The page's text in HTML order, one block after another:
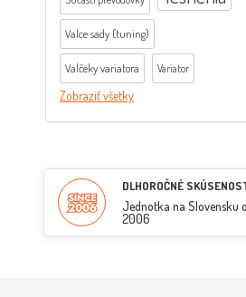
Valce sady (tuning)
Valčeky variatora Variator
Zobraziť všetky
DLHOROČNÉ
Jednotka na Slovensku
2006